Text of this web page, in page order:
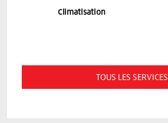
Climatisation
TOUS LES SERVICES